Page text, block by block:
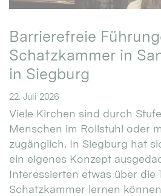
Barrierefreie
Schatzkammer in
in Siegburg
22. Juli 2026
Viele Kirchen sind durch
Menschen im Rollstuhl oder
zugänglich. In Siegburg hat
ein eigenes Konzept
Interessierten etwas über die
Schatzkammer lernen